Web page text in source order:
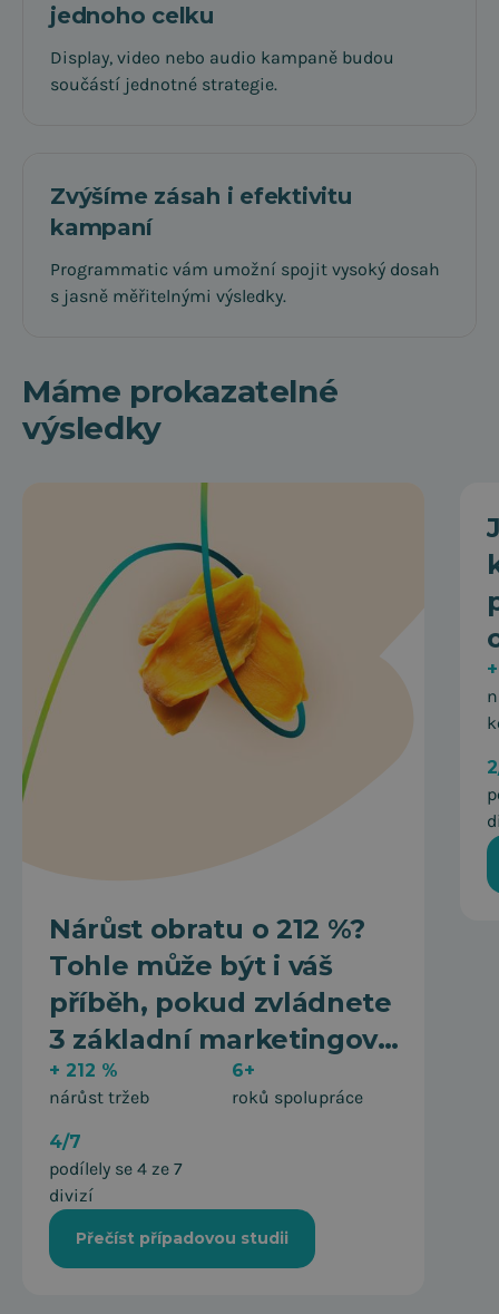
jednoho celku
Display, video nebo audio kampaně budou
součástí jednotné strategie.
Zvýšíme zásah i efektivitu
kampaní
Programmatic vám umožní spojit vysoký dosah
s jasně měřitelnými výsledky.
Máme prokazatelné
výsledky
Nárůst obratu o 212 %?
Tohle může být i váš
příběh, pokud zvládnete
3 základní marketingová
pravidla.
+ 212 %
nárůst tržeb
6+
roků spolupráce
4/7
podílely se 4 ze 7
divizí
Přečíst případovou studii